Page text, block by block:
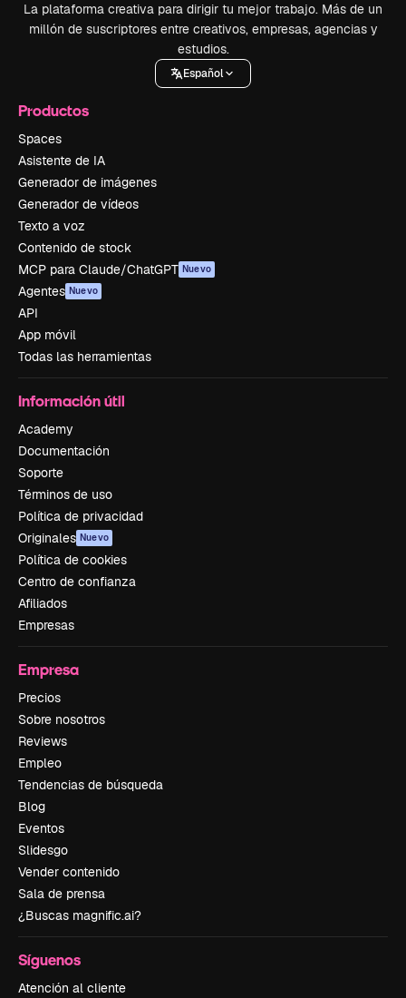
La plataforma creativa para dirigir tu mejor trabajo. Más de un
millón de suscriptores entre creativos, empresas, agencias y
estudios.
Español
Productos
Spaces
Asistente de IA
Generador de imágenes
Generador de vídeos
Texto a voz
Contenido de stock
MCP para Claude/ChatGPT Nuevo
Agentes Nuevo
API
App móvil
Todas las herramientas
Información útil
Academy
Documentación
Soporte
Términos de uso
Política de privacidad
Originales Nuevo
Política de cookies
Centro de confianza
Afiliados
Empresas
Empresa
Precios
Sobre nosotros
Reviews
Empleo
Tendencias de búsqueda
Blog
Eventos
Slidesgo
Vender contenido
Sala de prensa
¿Buscas magnific.ai?
Síguenos
Atención al cliente